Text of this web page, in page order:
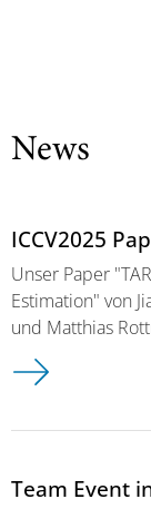
News
ICCV2025
Unser Paper
Estimation" von
und Matthias
Team Event